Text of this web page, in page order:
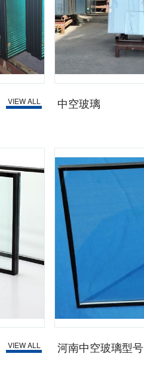
VIEW ALL 中空玻璃
VIEW ALL 河南中空玻璃型号